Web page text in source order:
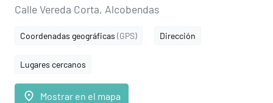
Calle Vereda Corta, Alcobendas
Coordenadas geográficas (GPS) Dirección
Lugares cercanos
place Mostrar en el mapa